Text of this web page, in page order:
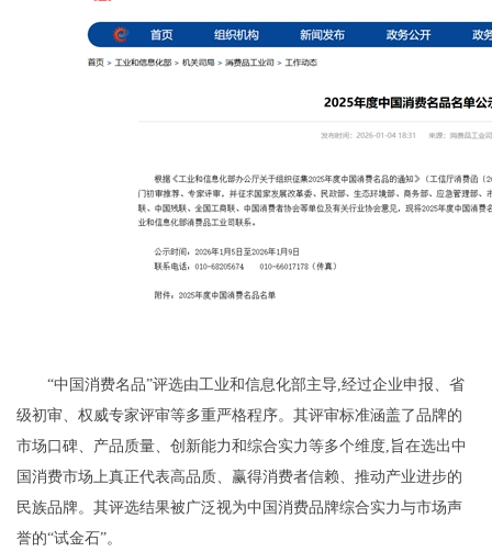
“中国消费名品”评选由工业和信息化部主导,经过企业申报、省
级初审、权威专家评审等多重严格程序。其评审标准涵盖了品牌的
市场口碑、产品质量、创新能力和综合实力等多个维度,旨在选出中
国消费市场上真正代表高品质、赢得消费者信赖、推动产业进步的
民族品牌。其评选结果被广泛视为中国消费品牌综合实力与市场声
誉的“试金石”。